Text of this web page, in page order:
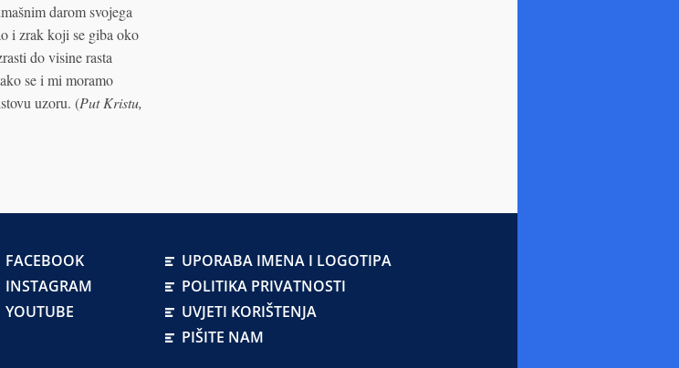
darom svojega
i zrak koji se giba oko
do visine rasta
se i mi moramo
uzoru. (Put Kristu,
FACEBOOK
INSTAGRAM
YOUTUBE
UPORABA IMENA I LOGOTIPA
POLITIKA PRIVATNOSTI
UVJETI KORIŠTENJA
PIŠITE NAM